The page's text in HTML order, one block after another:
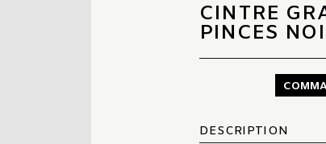
CINTRE
PINCES
DESCRIPTION